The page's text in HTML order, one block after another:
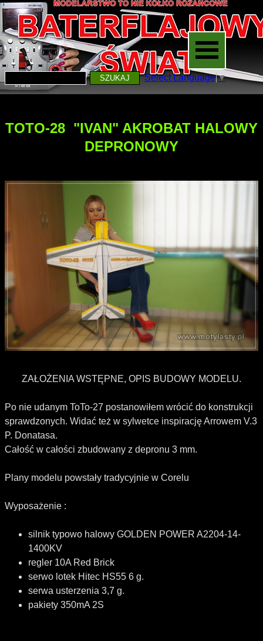
Select Language▼
SZUKAJ
TOTO-28 "IVAN" AKROBAT HALOWY
DEPRONOWY
ZAŁOŻENIA WSTĘPNE, OPIS BUDOWY MODELU.
Po nie udanym ToTo-27 postanowiłem wrócić do konstrukcji
sprawdzonych. Widać też w sylwetce inspirację Arrowem V.3
P. Donatasa.
Całość w całości zbudowany z depronu 3 mm.
Plany modelu powstały tradycyjnie w Corelu
Wyposażenie :
silnik typowo halowy GOLDEN POWER A2204-14-
1400KV
regler 10A Red Brick
serwo lotek Hitec HS55 6 g.
serwa usterzenia 3,7 g.
pakiety 350mA 2S